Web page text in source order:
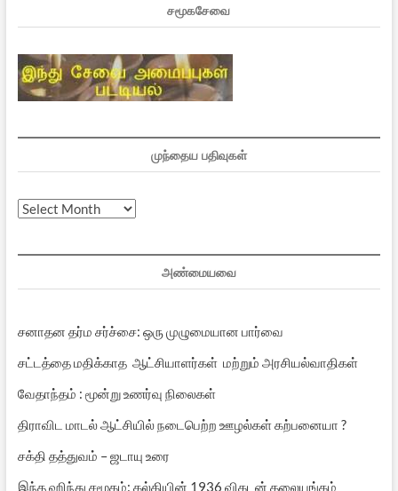
சமூகசேவை
முந்தைய பதிவுகள்
முந்தைய
அண்மையவை
சனாதன தர்ம சர்ச்சை: ஒரு முழுமையான பார்வை
சட்டத்தை மதிக்காத ஆட்சியாளர்கள் மற்றும் அரசியல்வாதிகள்
வேதாந்தம் : மூன்று உணர்வு நிலைகள்
திராவிட மாடல் ஆட்சியில் நடைபெற்ற ஊழல்கள் கற்பனையா ?
சக்தி தத்துவம் – ஜடாயு உரை
இந்த ஹிந்து சமூகம்: கல்கியின் 1936 விகடன் தலையங்கம்